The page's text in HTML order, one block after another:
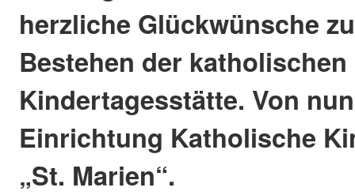
herzliche Glückwünsche
Bestehen der katholischen
Kindertagesstätte. Von
Einrichtung Katholische
„St. Marien“.